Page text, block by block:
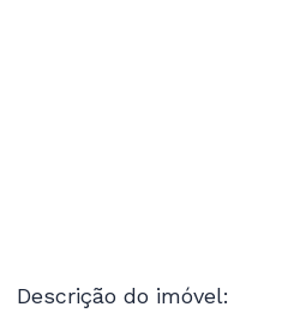
Descrição do imóvel: